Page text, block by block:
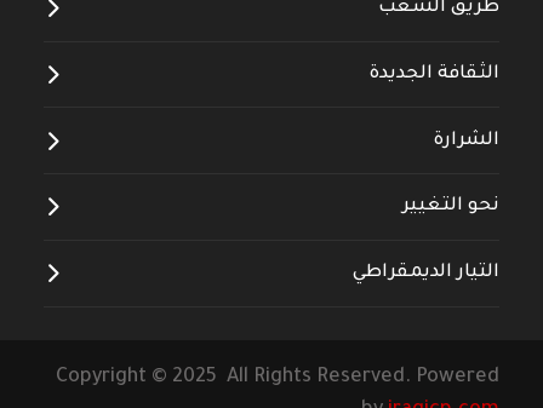
طريق الشعب
الثقافة الجديدة
الشرارة
نحو التغيير
التيار الديمقراطي
Copyright © 2025 All Rights Reserved. Powered